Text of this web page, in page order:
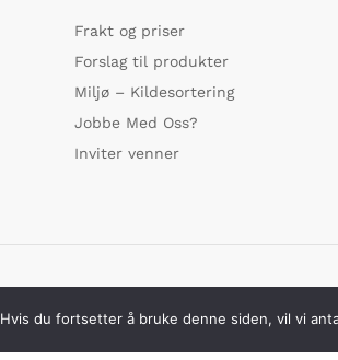
Frakt og priser
Forslag til produkter
Miljø – Kildesortering
Jobbe Med Oss?
Inviter venner
Vi bruker sikker betaling med
du fortsetter å bruke denne siden, vil vi